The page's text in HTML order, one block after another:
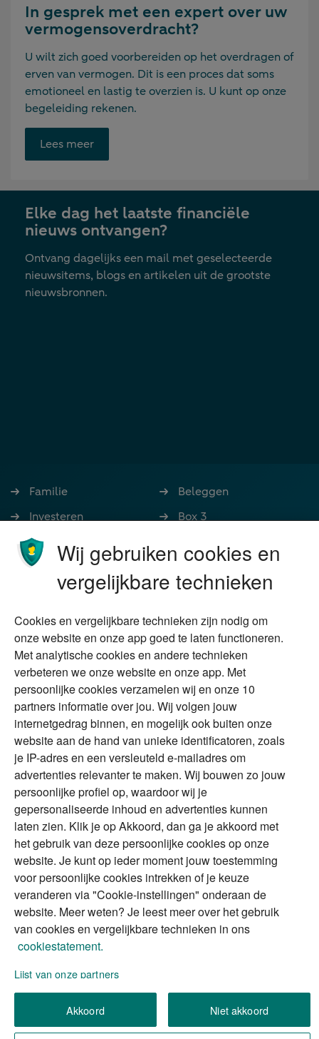
In gesprek met een expert over uw
vermogensoverdracht?
U wilt zich goed voorbereiden op het overdragen of
erven van vermogen. Dit is een proces dat soms
emotioneel en lastig te overzien is. U kunt op onze
begeleiding rekenen.
Lees meerOpent
link
nieuwe
tab
Elke dag het laatste financiële
nieuws ontvangen?
Ontvang dagelijks een mail met geselecteerde
nieuwsitems, blogs en artikelen uit de grootste
nieuwsbronnen.
Familie
Investeren
Ondernemen
Stoppen met werken
Wonen
Beleggen
Box 3
Schenken
Duurzaam
Vermogensplanning
Tweede huis in
buitenland
DGA
Erfenis
Over Financial Focus
Specialisten
Financial Focus
magazine
The Exit Years
Contact
Alles voor en over vermogenden.
Over ABN AMRO Veiligheid
Privacy & Cookies
Toegankelijkheid
Disclaimer RSS
We gebruiken de persoonlijke informatie die u
invult, om uw verzoek (of aanvraag) te verwerken.
Wilt u meer weten over hoe we omgaan met uw
Wij gebruiken cookies en
vergelijkbare technieken
Cookies en vergelijkbare technieken zijn nodig om
onze website en onze app goed te laten functioneren.
Met analytische cookies en andere technieken
verbeteren we onze website en onze app. Met
persoonlijke cookies verzamelen wij en onze 10
partners informatie over jou. Wij volgen jouw
internetgedrag binnen, en mogelijk ook buiten onze
website aan de hand van unieke identificatoren, zoals
je IP-adres en een versleuteld e-mailadres om
advertenties relevanter te maken. Wij bouwen zo jouw
persoonlijke profiel op, waardoor wij je
gepersonaliseerde inhoud en advertenties kunnen
laten zien. Klik je op Akkoord, dan ga je akkoord met
het gebruik van deze persoonlijke cookies op onze
website. Je kunt op ieder moment jouw toestemming
voor persoonlijke cookies intrekken of je keuze
veranderen via "Cookie-instellingen" onderaan de
website. Meer weten? Je leest meer over het gebruik
van cookies en vergelijkbare technieken in ons
cookiestatement.
Lijst van onze partners
Akkoord Niet akkoord